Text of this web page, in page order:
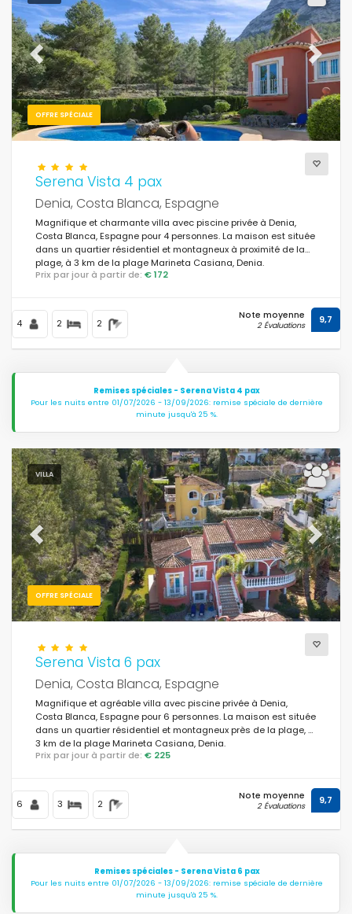
OFFRE SPÉCIALE
Previous Next
Serena Vista 4 pax
Denia, Costa Blanca, Espagne
Magnifique et charmante villa avec piscine privée à Denia,
Costa Blanca, Espagne pour 4 personnes. La maison est située
dans un quartier résidentiel et montagneux à proximité de la
plage, à 3 km de la plage Marineta Casiana, Denia.
Prix par jour à partir de: € 172
4 2 2
Note moyenne
2 Évaluations 9,7
Remises spéciales - Serena Vista 4 pax
Pour les nuits entre 01/07/2026 - 13/09/2026: remise spéciale de dernière
minute jusqu'à 25 %.
VILLA
OFFRE SPÉCIALE
Previous Next
Serena Vista 6 pax
Denia, Costa Blanca, Espagne
Magnifique et agréable villa avec piscine privée à Denia,
Costa Blanca, Espagne pour 6 personnes. La maison est située
dans un quartier résidentiel et montagneux près de la plage, à
3 km de la plage Marineta Casiana, Denia.
Prix par jour à partir de: € 225
6 3 2
Note moyenne
2 Évaluations 9,7
Remises spéciales - Serena Vista 6 pax
Pour les nuits entre 01/07/2026 - 13/09/2026: remise spéciale de dernière
minute jusqu'à 25 %.